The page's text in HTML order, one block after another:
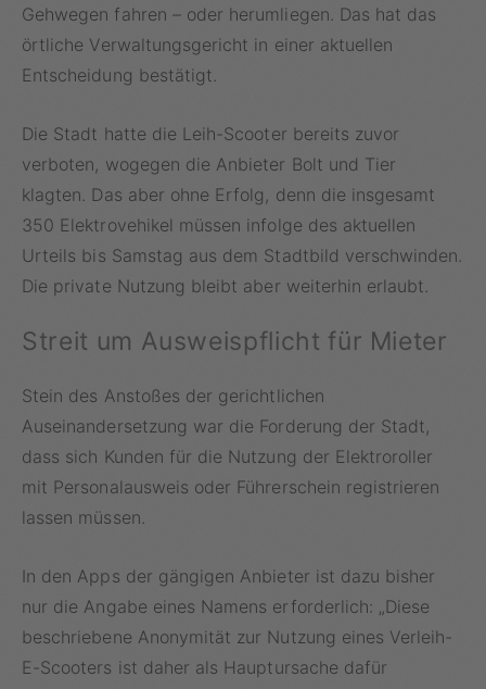
Gehwegen fahren – oder herumliegen. Das hat das
örtliche Verwaltungsgericht in einer aktuellen
Entscheidung bestätigt.
Die Stadt hatte die Leih-Scooter bereits zuvor
verboten, wogegen die Anbieter Bolt und Tier
klagten. Das aber ohne Erfolg, denn die insgesamt
350 Elektrovehikel müssen infolge des aktuellen
Urteils bis Samstag aus dem Stadtbild verschwinden.
Die private Nutzung bleibt aber weiterhin erlaubt.
Streit um Ausweispflicht für Mieter
Stein des Anstoßes der gerichtlichen
Auseinandersetzung war die Forderung der Stadt,
dass sich Kunden für die Nutzung der Elektroroller
mit Personalausweis oder Führerschein registrieren
lassen müssen.
In den Apps der gängigen Anbieter ist dazu bisher
nur die Angabe eines Namens erforderlich: „Diese
beschriebene Anonymität zur Nutzung eines Verleih-
E-Scooters ist daher als Hauptursache dafür